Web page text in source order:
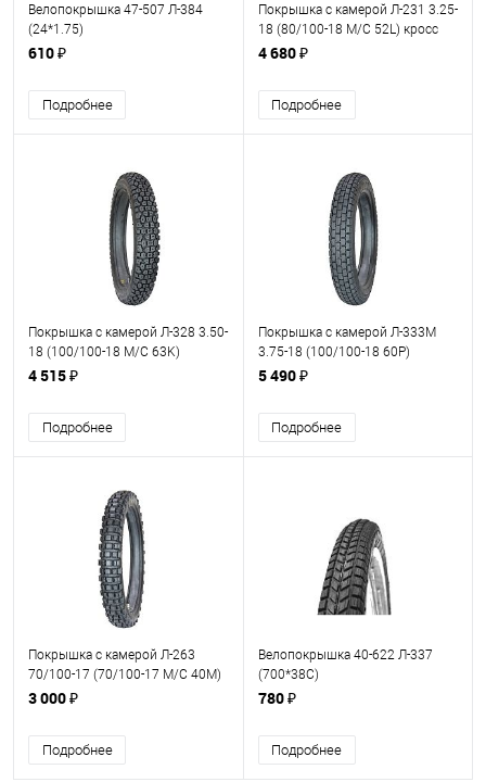
Велопокрышка 47-507 Л-384
(24*1.75)
610 ₽
Подробнее
Покрышка с камерой Л-231 3.25-
18 (80/100-18 M/C 52L) кросс
Петрошина
4 680 ₽
Подробнее
Покрышка с камерой Л-328 3.50-
18 (100/100-18 M/C 63K)
Петрошина
4 515 ₽
Подробнее
Покрышка с камерой Л-333М
3.75-18 (100/100-18 60P)
Петрошина
5 490 ₽
Подробнее
Покрышка с камерой Л-263
70/100-17 (70/100-17 М/С 40М)
кросс Петрошина
3 000 ₽
Подробнее
Велопокрышка 40-622 Л-337
(700*38С)
780 ₽
Подробнее